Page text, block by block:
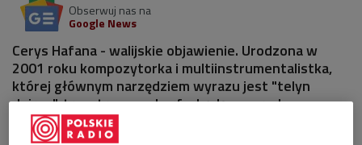
Obserwuj nas na
Google News
Cerys Hafana - walijskie objawienie. Urodzona w
2001 roku kompozytorka i multiinstrumentalistka,
której głównym narzędziem wyrazu jest "telyn
deires", trzystrunowa harfa, będąca narodowym
instrumentem Walii.